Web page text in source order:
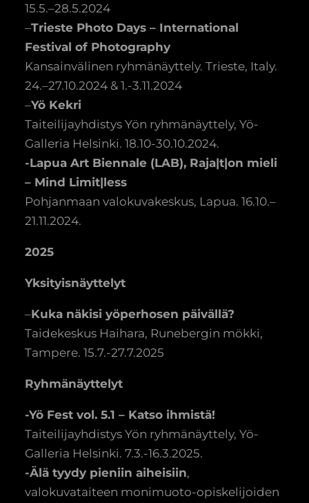
15.5.–28.5.2024
–Trieste Photo Days – International
Festival of Photography
Kansainvälinen ryhmänäyttely. Trieste, Italy.
24.–27.10.2024 & 1.-3.11.2024
–Yö Kekri
Taiteilijayhdistys Yön ryhmänäyttely, Yö-
Galleria Helsinki. 18.10-30.10.2024.
-Lapua Art Biennale (LAB), Raja|t|on mieli
– Mind Limit|less
Pohjanmaan valokuvakeskus, Lapua. 16.10.–
21.11.2024.
2025
Yksityisnäyttelyt
–Kuka näkisi yöperhosen päivällä?
Taidekeskus Haihara, Runebergin mökki,
Tampere. 15.7.-27.7.2025
Ryhmänäyttelyt
-Yö Fest vol. 5.1 – Katso ihmistä!
Taiteilijayhdistys Yön ryhmänäyttely, Yö-
Galleria Helsinki. 7.3.-16.3.2025.
-Älä tyydy pieniin aiheisiin,
valokuvataiteen monimuoto-opiskelijoiden